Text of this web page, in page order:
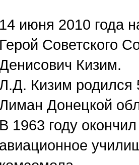
14 июня 2010 года
Герой Советского
Кизим.
Кизим родился
Донецкой
В 1963 году
авиационное